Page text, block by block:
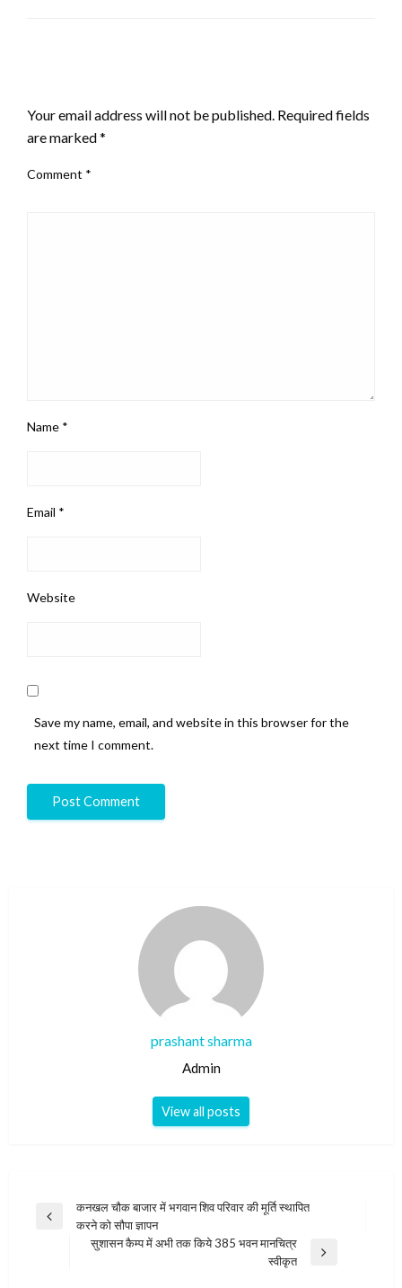
Your email address will not be published. Required fields
are marked*
Comment *
Name *
Email *
Website
Save my name, email, and website in this browser for the
next time I comment.
prashant sharma
Admin
View all posts
Post
navigation
Previous
कनखल चौक बाजार में भगवान शिव परिवार की मूर्ति स्थापित
करने को सौपा ज्ञापन
सुशासन कैम्प में अभी तक किये 385 भवन मानचित्र
स्वीकृत